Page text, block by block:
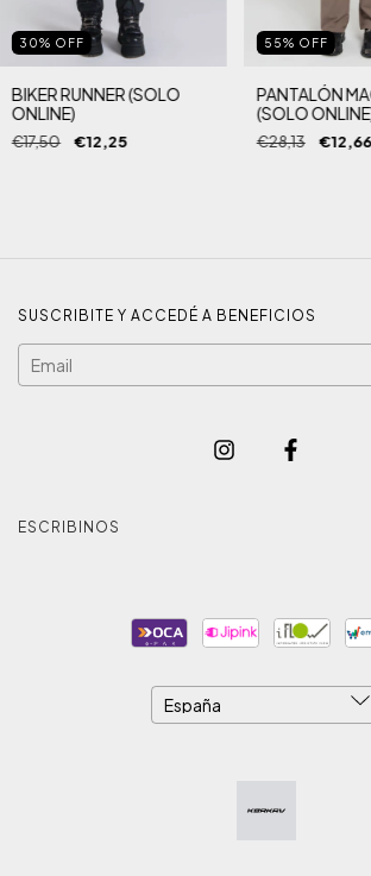
30% OFF
BIKER RUNNER (SOLO
ONLINE)
€17,50 €12,25
55% OFF
PANTALÓN
(SOLO
€28,13 €12,66
SUSCRIBITE Y ACCEDÉ A BENEFICIOS
ESCRIBINOS